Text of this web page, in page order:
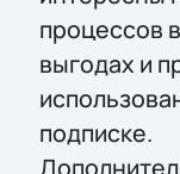
процессов
выгодах и
подписке.